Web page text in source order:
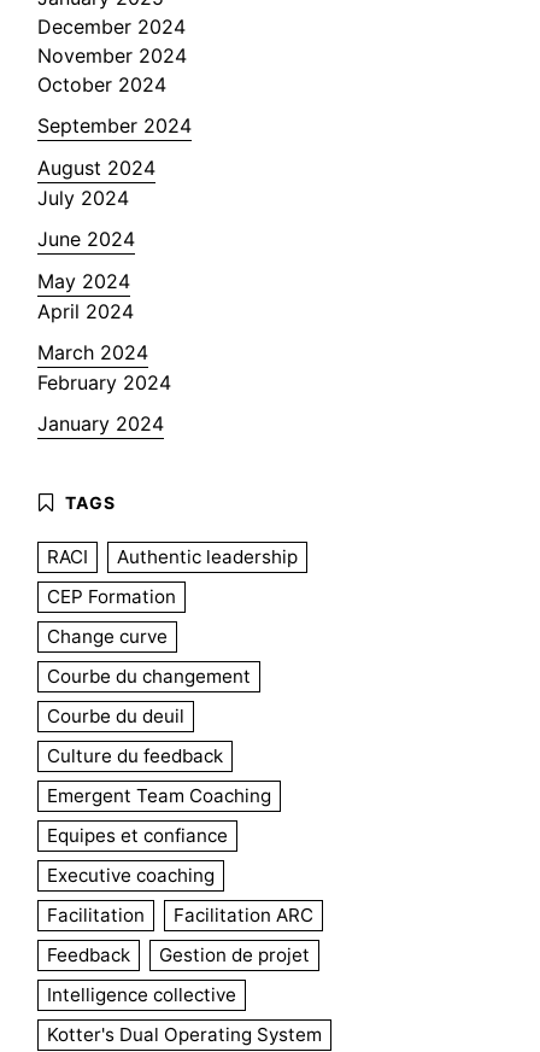
December 2024
November 2024
October 2024
September 2024
August 2024
July 2024
June 2024
May 2024
April 2024
March 2024
February 2024
January 2024
RACI
Authentic leadership
CEP Formation
Change curve
Courbe du changement
Courbe du deuil
Culture du feedback
Emergent Team Coaching
Equipes et confiance
Executive coaching
Facilitation
Facilitation ARC
Feedback
Gestion de projet
Intelligence collective
Kotter's Dual Operating System